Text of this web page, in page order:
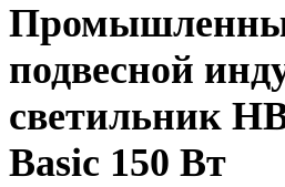
подвесной
светильник
Basic 150 Вт